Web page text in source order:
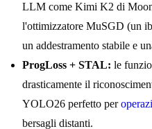
LLM come Kimi K2 di
l'ottimizzatore MuSGD (un
un addestramento stabile e
ProgLoss + STAL: le
drasticamente il
YOLO26 perfetto per
bersagli distanti.